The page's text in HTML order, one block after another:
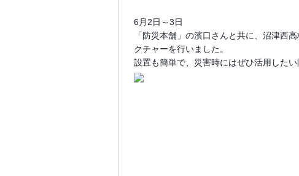
6月2日～3日
「防災本舗」の濱口さんと共に、沼津西
クチャーを行いました。
設置も簡単で、災害時にはぜひ活用したい